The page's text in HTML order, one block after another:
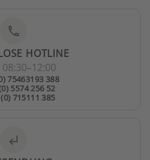
phone
HOTLINE
75463193 388
5574 256 52
715111 385
subdirectory_arrow_left